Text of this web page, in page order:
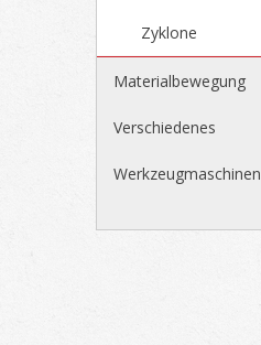
Zyklone
Materialbewegung
Verschiedenes
Werkzeugmaschinen